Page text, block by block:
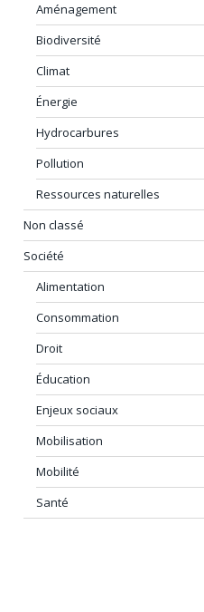
Aménagement
Biodiversité
Climat
Énergie
Hydrocarbures
Pollution
Ressources naturelles
Non classé
Société
Alimentation
Consommation
Droit
Éducation
Enjeux sociaux
Mobilisation
Mobilité
Santé